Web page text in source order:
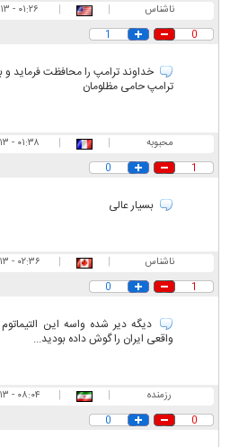
ناشناس |
|
۰۱:۲۶ - ۱۴۰۴/۱۰/۱۳
0
1
خداوند ترامپ را محافظت فرماید
ترامپ حامی مظلومان
محبوبه |
|
۰۱:۳۸ - ۱۴۰۴/۱۰/۱۳
1
0
بسیار عالی
ناشناس |
|
۰۲:۳۶ - ۱۴۰۴/۱۰/۱۳
1
0
دیگه دیر شده واسه این
واقعی ایران را گوش داده بودید...
رزمنده |
|
۰۸:۰۴ - ۱۴۰۴/۱۰/۱۳
0
0